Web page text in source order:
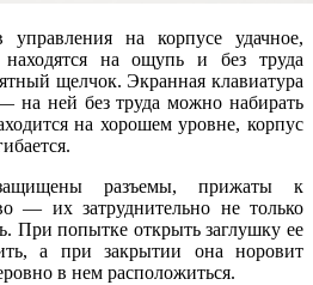
управления на корпусе удачное,
на ощупь и без труда
щелчок. Экранная клавиатура
на ней без труда можно набирать
на хорошем уровне, корпус
разъемы, прижаты к
— их затруднительно не только
При попытке открыть заглушку ее
а при закрытии она норовит
в нем расположиться.